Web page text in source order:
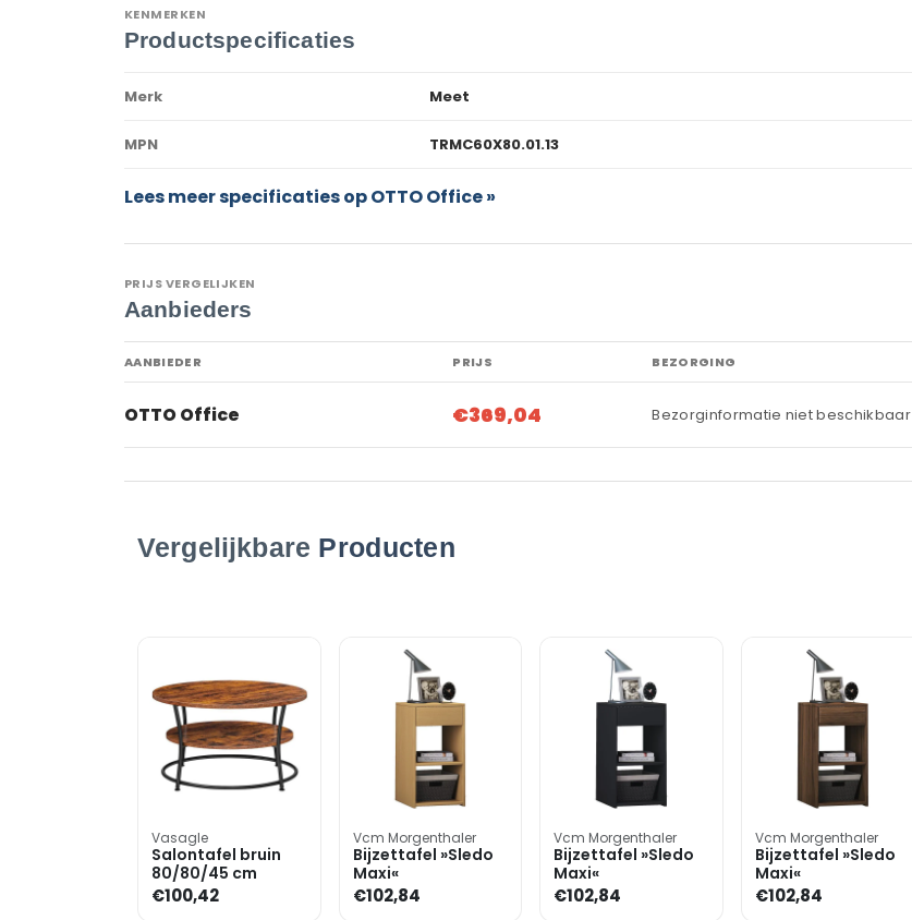
KENMERKEN
Productspecificaties
Merk Meet
MPN TRMC60X80.01.13
Lees meer specificaties op OTTO Office »
PRIJS VERGELIJKEN
Aanbieders
AANBIEDER PRIJS BEZORGING
OTTO Office €369,04 Bezorginformatie niet beschikbaar
Vergelijkbare Producten
Vasagle
Salontafel bruin
80/80/45 cm
€100,42
Vcm Morgenthaler
Bijzettafel »Sledo
Maxi«
€102,84
Vcm Morgenthaler
Bijzettafel »Sledo
Maxi«
€102,84
Vcm Morgenthaler
Bijzettafel »Sledo
Maxi«
€102,84